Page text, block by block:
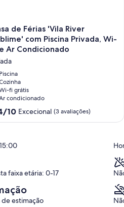
de Férias 'Vila River
com Piscina Privada, Wi-
Ar Condicionado
Piscina
fi grátis
condicionado
10 Excecional (3 avaliações)
faixa etária: 0-17
estimação